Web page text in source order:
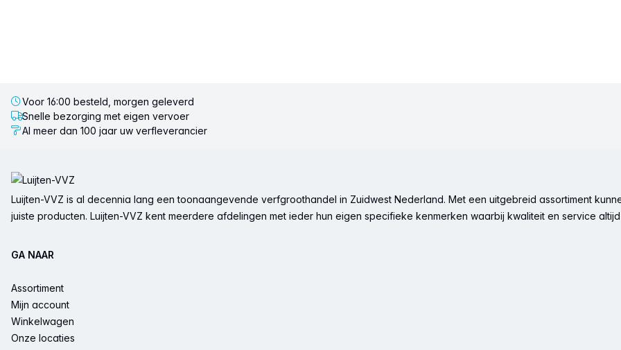
Voor 16:00 besteld, morgen geleverd
Snelle bezorging met eigen vervoer
Al meer dan 100 jaar uw verfleverancier
Luijten-VVZ is al decennia lang een toonaangevende verfgroothandel in Zuidwest Nederland. Met een uitgebreid assortiment
juiste producten. Luijten-VVZ kent meerdere afdelingen met ieder hun eigen specifieke kenmerken waarbij kwaliteit en service
GA NAAR
Assortiment
Mijn account
Winkelwagen
Onze locaties